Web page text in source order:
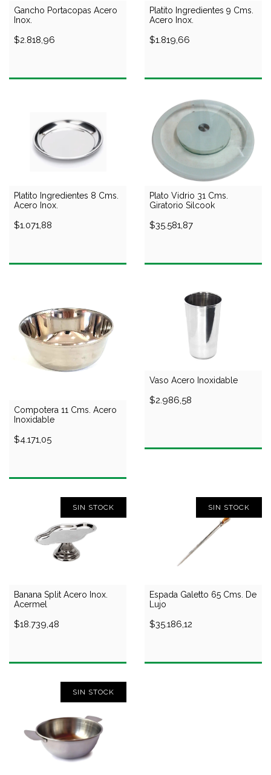
Gancho Portacopas Acero
Inox.
$2.818,96
Platito Ingredientes 9 Cms.
Acero Inox.
$1.819,66
Platito Ingredientes 8 Cms.
Acero Inox.
$1.071,88
Plato Vidrio 31 Cms.
Giratorio Silcook
$35.581,87
Compotera 11 Cms. Acero
Inoxidable
$4.171,05
Vaso Acero Inoxidable
$2.986,58
SIN STOCK
Banana Split Acero Inox.
Acermel
$18.739,48
SIN STOCK
Espada Galetto 65 Cms. De
Lujo
$35.186,12
SIN STOCK